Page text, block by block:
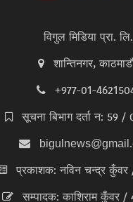
विगुल मिडिया प्रा. लि.
शान्तिनगर,
+977-01-
सूचना बिभाग दर्ता न: 59 /
प्रकाशक: नविन चन्द्र कुँवर
सम्पादक: काशिराम कुँवर /